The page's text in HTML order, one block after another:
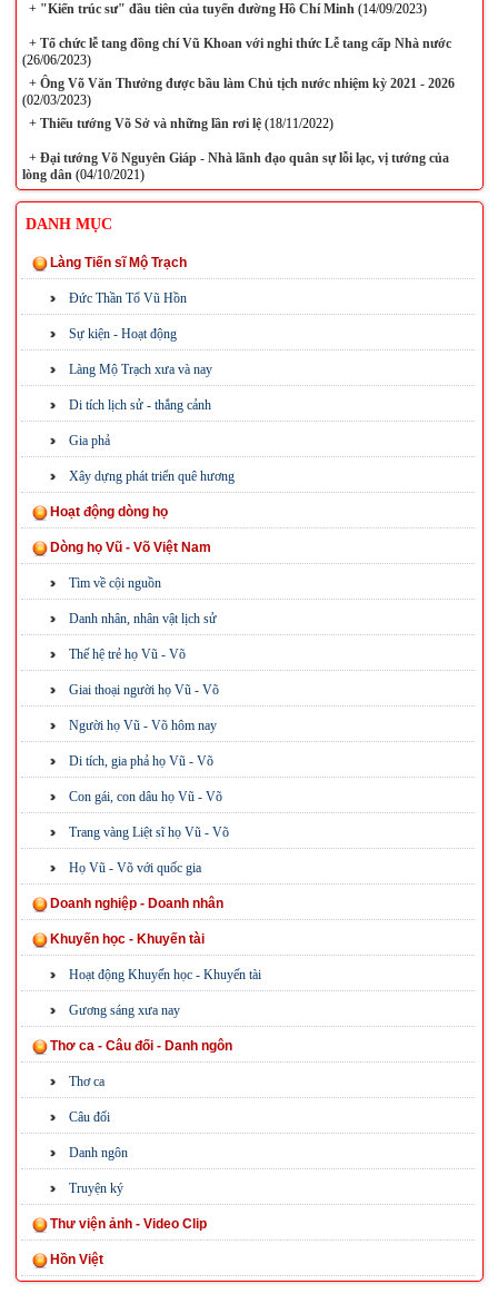
+"Kiến trúc sư" đầu tiên của tuyến đường Hồ Chí Minh(14/09/2023)
+Tổ chức lễ tang đồng chí Vũ Khoan với nghi thức Lễ tang cấp Nhà nước
(26/06/2023)
+Ông Võ Văn Thưởng được bầu làm Chủ tịch nước nhiệm kỳ 2021 - 2026
(02/03/2023)
+Thiếu tướng Võ Sở và những lần rơi lệ(18/11/2022)
+Đại tướng Võ Nguyên Giáp - Nhà lãnh đạo quân sự lỗi lạc, vị tướng của
lòng dân(04/10/2021)
DANH MỤC
Làng Tiến sĩ Mộ Trạch
Đức Thần Tổ Vũ Hồn
Sự kiện - Hoạt động
Làng Mộ Trạch xưa và nay
Di tích lịch sử - thắng cảnh
Gia phả
Xây dựng phát triển quê hương
Hoạt động dòng họ
Dòng họ Vũ - Võ Việt Nam
Tìm về cội nguồn
Danh nhân, nhân vật lịch sử
Thế hệ trẻ họ Vũ - Võ
Giai thoại người họ Vũ - Võ
Người họ Vũ - Võ hôm nay
Di tích, gia phả họ Vũ - Võ
Con gái, con dâu họ Vũ - Võ
Trang vàng Liệt sĩ họ Vũ - Võ
Họ Vũ - Võ với quốc gia
Doanh nghiệp - Doanh nhân
Khuyến học - Khuyến tài
Hoạt động Khuyến học - Khuyến tài
Gương sáng xưa nay
Thơ ca - Câu đối - Danh ngôn
Thơ ca
Câu đối
Danh ngôn
Truyện ký
Thư viện ảnh - Video Clip
Hồn Việt